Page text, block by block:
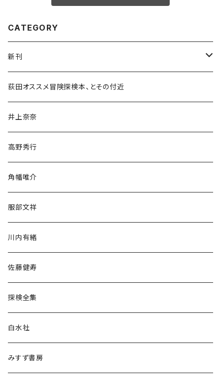
CATEGORY
新刊
和書
文学・小説・物語
随筆・ノンフィクション・その他
民族・風習
言語・ことば
荻田オススメ冒険探検本、とその付近
井上奈奈
高野秀行
角幡唯介
服部文祥
川内有緒
佐藤健寿
探検全集
白水社
みすず書房